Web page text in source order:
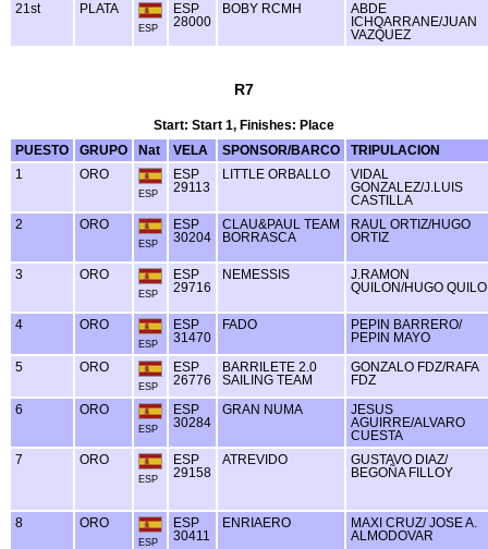
21st PLATA
ESP
ESP
28000
BOBY RCMH
ABDE
ICHQARRANE/JUAN
VAZQUEZ
R7
Start: Start 1, Finishes: Place
PUESTO
GRUPO Nat VELA SPONSOR/BARCO
TRIPULACION
1
ORO
ESP
ESP
29113
LITTLE ORBALLO
VIDAL
GONZALEZ/J.LUIS
CASTILLA
2
ORO
ESP
ESP
30204
CLAU&PAUL TEAM
BORRASCA
RAUL ORTIZ/HUGO
ORTIZ
3 ORO
ESP
ESP
29716
NEMESSIS
J.RAMON
QUILON/HUGO
4 ORO
ESP
ESP
31470
FADO
PEPIN BARRERO/
PEPIN MAYO
5 ORO
ESP
ESP
26776
BARRILETE 2.0
SAILING TEAM
GONZALO FDZ/RAFA
FDZ
6 ORO
ESP
ESP
30284
GRAN NUMA
JESUS
AGUIRRE/ALVARO
CUESTA
7
ORO
ESP
ESP
29158
ATREVIDO
GUSTAVO DIAZ/
BEGOÑA FILLOY
8 ORO
ESP
ESP
30411
ENRIAERO
MAXI CRUZ/ JOSE A.
ALMODOVAR